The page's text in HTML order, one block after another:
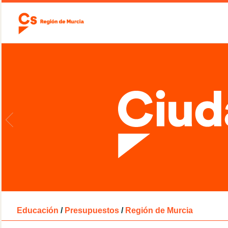
Educación / Presupuestos / Región de Murcia